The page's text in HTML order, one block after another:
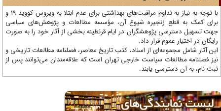
با توجه به نیاز به تداوم مراقبت‌های بهداشتی برای عدم ابتلا به ویروس کووید 19 و
کمک به قطع زنجیره شیوع آن، مؤسسه مطالعات و پژوهش‌های سیاسی
تسهیل دسترسی پژوهشگران در ایام قرنطینه بخشی از آثار خود را به صورت
در اختیار عموم قرار داد.
آثار شامل مجموعه‌ای از اسناد، کتب تاریخ معاصر، فصلنامه‌ مطالعات تاریخی و
فصلنامه مطالعات سیاست خارجی تهران است که علاقه‌مندان می‌توانند پس از
نام، به آن دسترسی یابند.